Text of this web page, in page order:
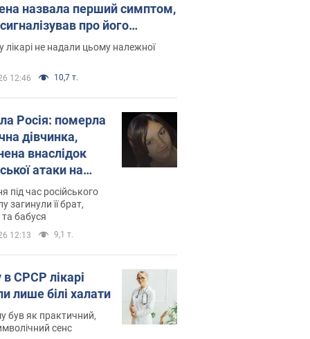
назвала перший симптом,
про його
рак
лікарі не надали цьому належної
12:46 10,7 т.
Росія: померла
дівчинка,
внаслідок
атаки на
Фото
під час російського
загинули її брат,
та бабуся
12:13 9,1 т.
СРСР лікарі
лише білі халати
був як практичний,
сенс